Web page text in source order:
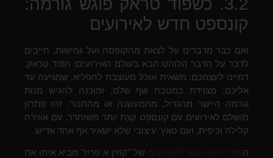
3.2. כשפוד טראק פוגש גורמה:
קונספט חדש לאירועים
ואם כבר מדברים על לצאת מהקופסה ועל גמישות, חייבים
לדבר על הדבר הלוהט הבא בעולם האירועים: הפוד טראק.
דמיינו לעצמכם: משאית אוכל מעוצבת להפליא, שמגיעה עד
אליכם, מצוידת במטבח שף שלם, ומוכנה להגיש מנות
גורמה היישר מהגריל, מהמעשנה או מהתנור. זהו פתרון
מושלם לאירועים עם קונספט קצת יותר משוחרר, עם אווירה
קלילה וכיפית, ועם טאץ' עיצובי שלא ישאיר אף אחד אדיש.
הפוד טראק כשר לאירועים של "קוזין א פריז" מביא איתו את